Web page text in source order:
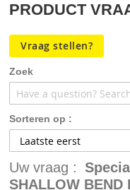
PRODUCT
Vraag stellen?
Zoek
Sorteren op :
Uw vraag :
SHALLOW BEND